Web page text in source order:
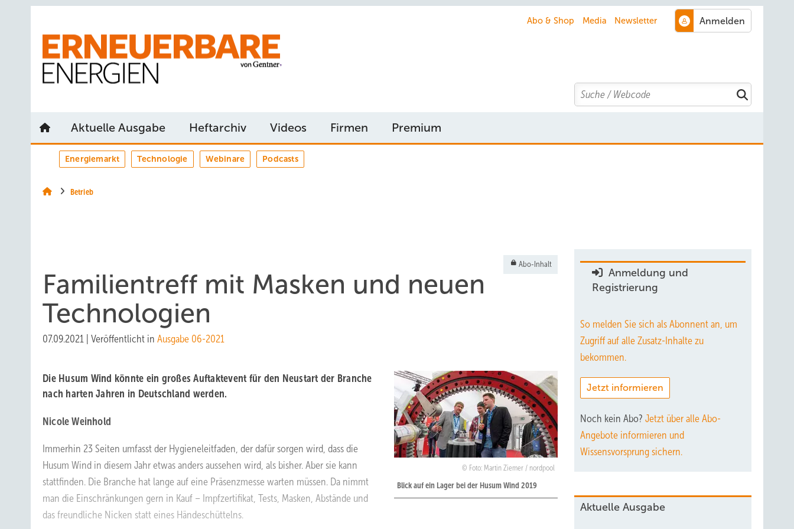
Abo & Shop Media Newsletter
Search
Aktuelle Ausgabe Heftarchiv Videos Firmen Premium
Energiemarkt Technologie Webinare Podcasts
Betrieb
Abo-Inhalt
Familientreff mit Masken und neuen
Technologien
07.09.2021 Veröffentlicht in Ausgabe 06-2021
Foto: Martin Ziemer / nordpool
Blick auf ein Lager bei der Husum Wind 2019
Die Husum Wind könnte ein großes Auftaktevent für den Neustart der Branche
nach harten Jahren in Deutschland werden.
Nicole Weinhold
Immerhin 23 Seiten umfasst der Hygieneleitfaden, der dafür sorgen wird, dass die
Husum Wind in diesem Jahr etwas anders aussehen wird, als bisher. Aber sie kann
stattfinden. Die Branche hat lange auf eine Präsenzmesse warten müssen. Da nimmt
man die Einschränkungen gern in Kauf – Impfzertifikat, Tests, Masken, Abstände und
das freundliche Nicken statt eines Händeschüttelns.
Anmeldung und
Registrierung
So melden Sie sich als Abonnent an, um
Zugriff auf alle Zusatz-Inhalte zu
bekommen.
Jetzt informieren
Noch kein Abo? Jetzt über alle Abo-
Angebote informieren und
Wissensvorsprung sichern.
Aktuelle Ausgabe